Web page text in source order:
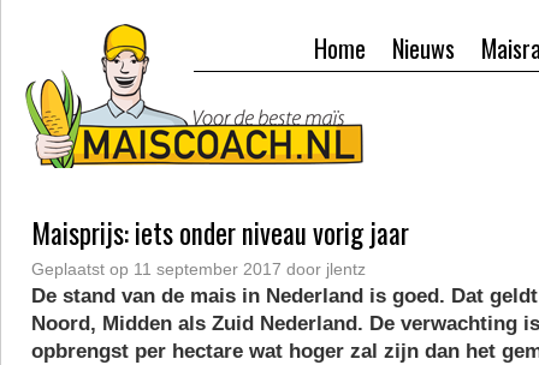
Nieuws
Home
Maisprijs: iets onder niveau vorig jaar
Geplaatst op 11 september 2017 door jlentz
De stand van de mais in Nederland is goed. Dat
Noord, Midden als Zuid Nederland. De verwachting
opbrengst per hectare wat hoger zal zijn dan het